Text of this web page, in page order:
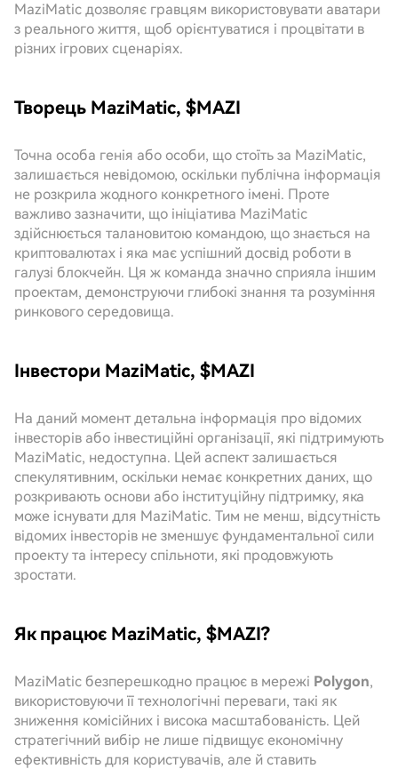
MaziMatic дозволяє гравцям використовувати аватари
з реального життя, щоб орієнтуватися і процвітати в
різних ігрових сценаріях.
Творець MaziMatic, $MAZI
Точна особа генія або особи, що стоїть за MaziMatic,
залишається невідомою, оскільки публічна інформація
не розкрила жодного конкретного імені. Проте
важливо зазначити, що ініціатива MaziMatic
здійснюється талановитою командою, що знається на
криптовалютах і яка має успішний досвід роботи в
галузі блокчейн. Ця ж команда значно сприяла іншим
проектам, демонструючи глибокі знання та розуміння
ринкового середовища.
Інвестори MaziMatic, $MAZI
На даний момент детальна інформація про відомих
інвесторів або інвестиційні організації, які підтримують
MaziMatic, недоступна. Цей аспект залишається
спекулятивним, оскільки немає конкретних даних, що
розкривають основи або інституційну підтримку, яка
може існувати для MaziMatic. Тим не менш, відсутність
відомих інвесторів не зменшує фундаментальної сили
проекту та інтересу спільноти, які продовжують
зростати.
Як працює MaziMatic, $MAZI?
MaziMatic безперешкодно працює в мережі Polygon,
використовуючи її технологічні переваги, такі як
зниження комісійних і висока масштабованість. Цей
стратегічний вибір не лише підвищує економічну
ефективність для користувачів, але й ставить